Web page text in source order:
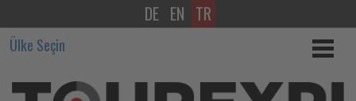
Rosewood
Foundation,
Gıda
DE EN TR
Ülke Seçin